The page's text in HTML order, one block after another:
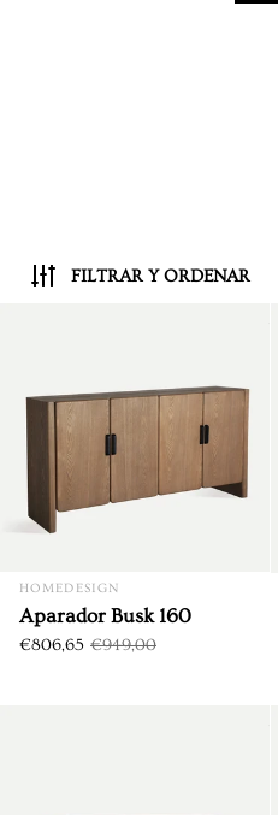
FILTRAR Y ORDENAR
HOMEDESIGN
Aparador Busk 160
€806,65 €949,00